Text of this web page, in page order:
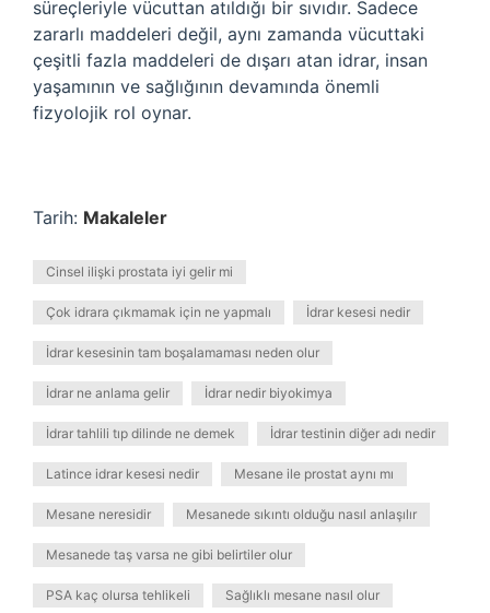
süreçleriyle vücuttan atıldığı bir sıvıdır. Sadece
zararlı maddeleri değil, aynı zamanda vücuttaki
çeşitli fazla maddeleri de dışarı atan idrar, insan
yaşamının ve sağlığının devamında önemli
fizyolojik rol oynar.
Tarih: Makaleler
Cinsel ilişki prostata iyi gelir mi
Çok idrara çıkmamak için ne yapmalı İdrar kesesi nedir
İdrar kesesinin tam boşalamaması neden olur
İdrar ne anlama gelir İdrar nedir biyokimya
İdrar tahlili tıp dilinde ne demek İdrar testinin diğer adı nedir
Latince idrar kesesi nedir Mesane ile prostat aynı mı
Mesane neresidir Mesanede sıkıntı olduğu nasıl anlaşılır
Mesanede taş varsa ne gibi belirtiler olur
PSA kaç olursa tehlikeli Sağlıklı mesane nasıl olur